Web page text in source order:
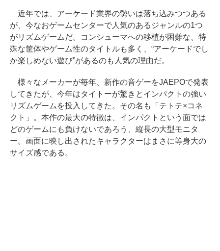
近年では、アーケード業界の勢いは落ち込みつつある
が、今なおゲームセンターで人気のあるジャンルの1つ
がリズムゲームだ。コンシューマへの移植が困難な、特
殊な筐体やゲーム性のタイトルも多く、“アーケードでし
か楽しめない遊び”があるのも人気の理由だ。
様々なメーカーが毎年、新作の音ゲーをJAEPOで発表
してきたが、今年はタイトーが驚きとインパクトの強い
リズムゲームを投入してきた。その名も「テトテ×コネ
クト」。本作の最大の特徴は、インパクトという面では
どのゲームにも負けないであろう、縦長の大型モニタ
ー。画面に映し出されたキャラクターはまさに等身大の
サイズ感である。